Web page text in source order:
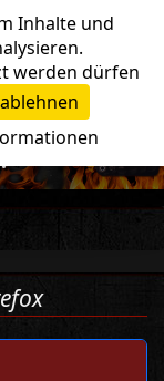
Inhalte und
werden dürfen